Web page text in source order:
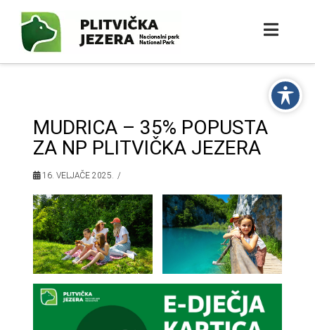
MUDRICA – 35% POPUSTA
ZA NP PLITVIČKA JEZERA
16. VELJAČE 2025.